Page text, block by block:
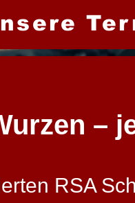
–
RSA